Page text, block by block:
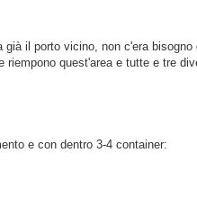
il porto vicino, non c'era bisogno
quest'area e tutte e tre
e con dentro 3-4 container: